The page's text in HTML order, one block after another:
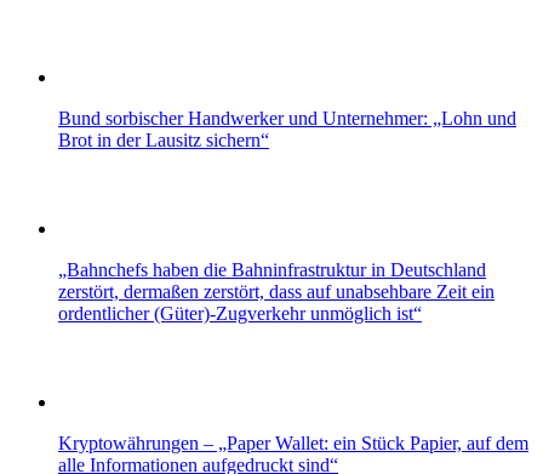
Bund sorbischer Handwerker und Unternehmer: „Lohn und
Brot in der Lausitz sichern“
„Bahnchefs haben die Bahninfrastruktur in Deutschland
zerstört, dermaßen zerstört, dass auf unabsehbare Zeit ein
ordentlicher (Güter)-Zugverkehr unmöglich ist“
Kryptowährungen – „Paper Wallet: ein Stück Papier, auf dem
alle Informationen aufgedruckt sind“